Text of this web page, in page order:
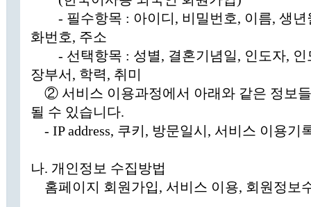
- 필수항목 : 아이디, 비밀번호, 이름, 생년
화번호, 주소
- 선택항목 : 성별, 결혼기념일, 인도자, 인
장부서, 학력, 취미
② 서비스 이용과정에서 아래와 같은 정보
될 수 있습니다.
- IP address, 쿠키, 방문일시, 서비스 이용기
나. 개인정보 수집방법
홈페이지 회원가입, 서비스 이용, 회원정보